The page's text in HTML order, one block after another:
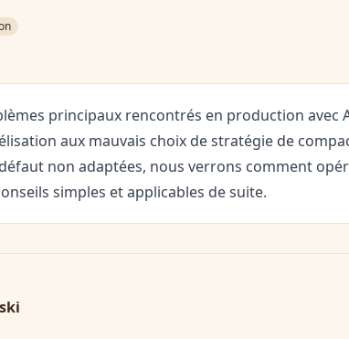
principaux rencontrés en production avec
aux mauvais choix de stratégie de
non adaptées, nous verrons comment
simples et applicables de suite.